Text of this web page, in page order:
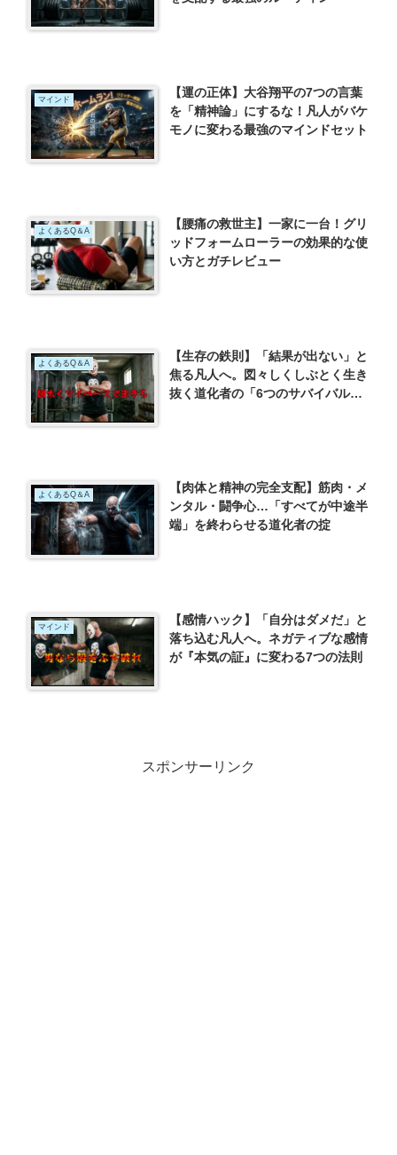
マインド
【運の正体】大谷翔平の7つの言葉
を「精神論」にするな！凡人がバケ
モノに変わる最強のマインドセット
よくあるQ＆A
【腰痛の救世主】一家に一台！グリ
ッドフォームローラーの効果的な使
い方とガチレビュー
よくあるQ＆A
【生存の鉄則】「結果が出ない」と
焦る凡人へ。図々しくしぶとく生き
抜く道化者の「6つのサバイバル
よくあるQ＆A
【肉体と精神の完全支配】筋肉・メ
ンタル・闘争心…「すべてが中途半
端」を終わらせる道化者の掟
マインド
【感情ハック】「自分はダメだ」と
落ち込む凡人へ。ネガティブな感情
が『本気の証』に変わる7つの法則
スポンサーリンク